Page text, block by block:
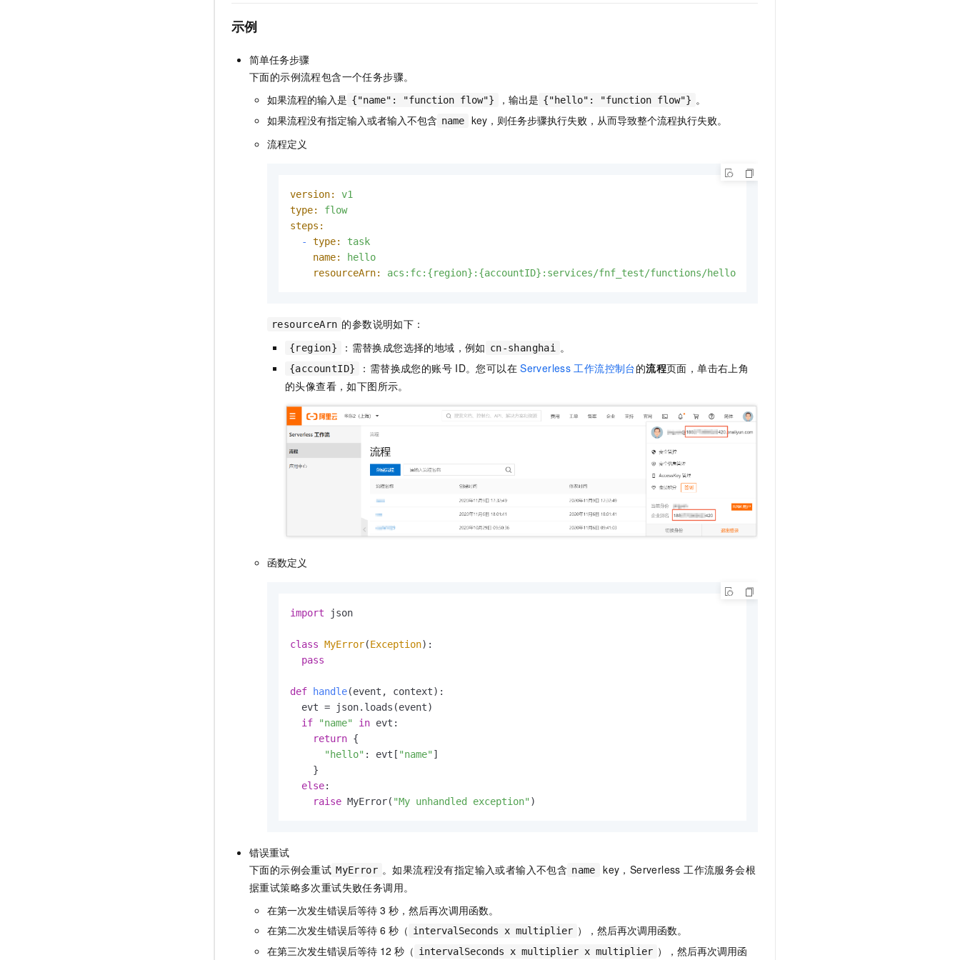
示例
简单任务步骤
下面的示例流程包含一个任务步骤。
如果流程的输入是 {"name": "function flow"} ，输出是 {"hello": "function flow"} 。
如果流程没有指定输入或者输入不包含 name
key，则任务步骤执行失败，从而导致整个流程执行失败。
流程定义
version:
v1
type:
flow
steps:
-
type:
task
name:
hello
resourceArn:
acs:fc:{region}:{accountID}:services/fnf_test/functions/hello
resourceArn 的参数说明如下：
{region} ：需替换成您选择的地域，例如 cn-shanghai 。
{accountID} ：需替换成您的账号 ID。您可以在 Serverless 工作流控制台的流程页面，单击右上角
的头像查看，如下图所示。
函数定义
import json
class MyError(Exception):
pass
def handle(event, context):
  evt = json.loads(event)
if
"name" in evt:
return {
"hello" : evt[ "name" ]
    }
else:
raise MyError( "My unhandled exception" )
错误重试
下面的示例会重试 MyError 。如果流程没有指定输入或者输入不包含 name key， Serverless 工作流服务会根
据重试策略多次重试失败任务调用。
在第一次发生错误后等待 3 秒，然后再次调用函数。
在第二次发生错误后等待 6 秒（ intervalSeconds x multiplier ），然后再次调用函数。
在第三次发生错误后等待 12 秒（ intervalSeconds x multiplier x multiplier ），然后再次调用函